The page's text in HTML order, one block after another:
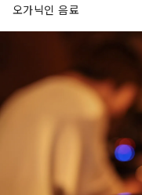
오가닉인 음료